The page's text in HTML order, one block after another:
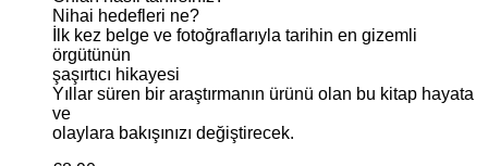
Nihai hedefleri ne?
İlk kez belge ve fotoğraflarıyla tarihin en gizemli
örgütünün
şaşırtıcı hikayesi
Yıllar süren bir araştırmanın ürünü olan bu kitap hayata
ve
olaylara bakışınızı değiştirecek.